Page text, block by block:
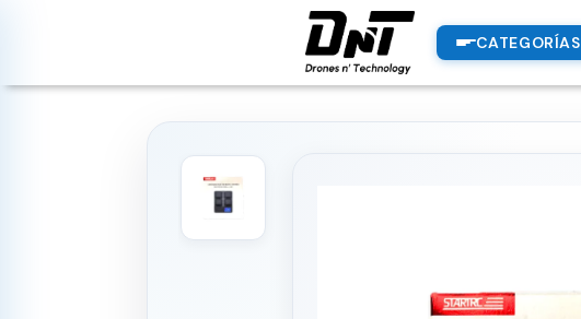
CATEGORÍAS
PRODUCTOS
productos destacados